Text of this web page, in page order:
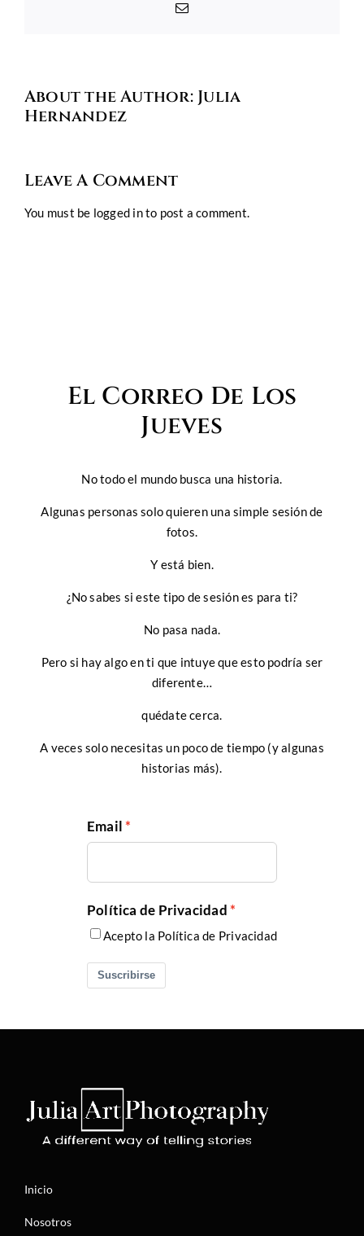
Email
About the Author: Julia
Hernandez
Leave A Comment
You must be logged into post a comment.
El Correo De Los
Jueves
No todo el mundo busca una historia.
Algunas personas solo quieren una simple sesión de
fotos.
Y está bien.
¿No sabes si este tipo de sesión es para ti?
No pasa nada.
Pero si hay algo en ti que intuye que esto podría ser
diferente…
quédate cerca.
A veces solo necesitas un poco de tiempo (y algunas
historias más).
Email
Política de Privacidad
Acepto la Política de Privacidad
Suscribirse
Inicio
Nosotros